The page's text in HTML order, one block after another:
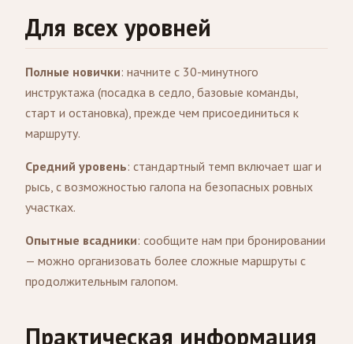
Для всех уровней
Полные новички: начните с 30-минутного
инструктажа (посадка в седло, базовые команды,
старт и остановка), прежде чем присоединиться к
маршруту.
Средний уровень: стандартный темп включает шаг и
рысь, с возможностью галопа на безопасных ровных
участках.
Опытные всадники: сообщите нам при бронировании
— можно организовать более сложные маршруты с
продолжительным галопом.
Практическая информация